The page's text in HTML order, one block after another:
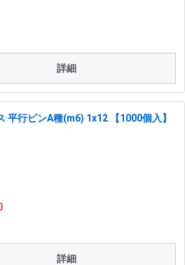
詳細
平行ピンA種(m6) 1x12 【1000個入】
詳細